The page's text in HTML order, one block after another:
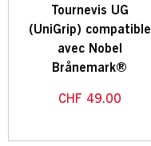
Tournevis UG
(UniGrip) compatible
avec Nobel
Brånemark®
CHF 49.00